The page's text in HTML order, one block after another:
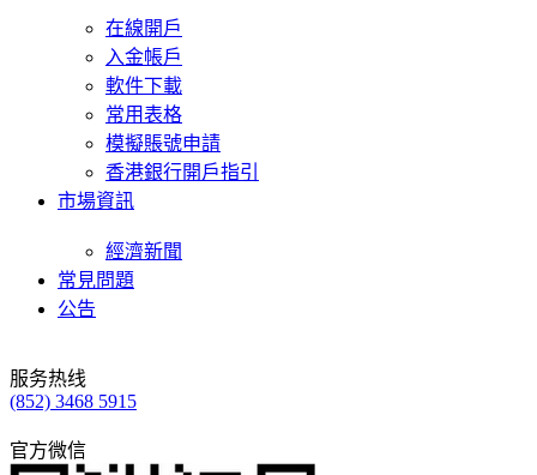
在線開戶
入金帳戶
軟件下載
常用表格
模擬賬號申請
香港銀行開戶指引
市場資訊
經濟新聞
常見問題
公告
服务热线
(852) 3468 5915
官方微信